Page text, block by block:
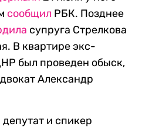
сообщил РБК. Позднее
супруга Стрелкова
В квартире экс-
был проведен обыск,
Александр
и спикер